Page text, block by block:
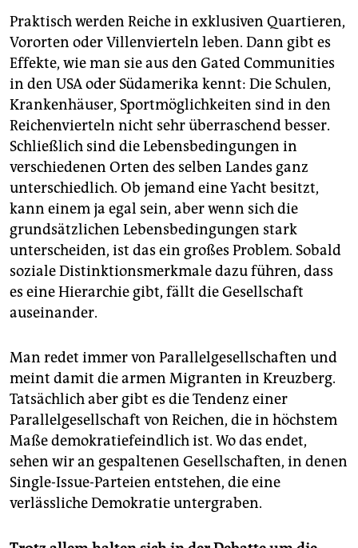
Praktisch werden Reiche in exklusiven Quartieren,
Vororten oder Villenvierteln leben. Dann gibt es
Effekte, wie man sie aus den Gated Communities
in den USA oder Südamerika kennt: Die Schulen,
Krankenhäuser, Sportmöglichkeiten sind in den
Reichenvierteln nicht sehr überraschend besser.
Schließlich sind die Lebensbedingungen in
verschiedenen Orten des selben Landes ganz
unterschiedlich. Ob jemand eine Yacht besitzt,
kann einem ja egal sein, aber wenn sich die
grundsätzlichen Lebensbedingungen stark
unterscheiden, ist das ein großes Problem. Sobald
soziale Distinktionsmerkmale dazu führen, dass
es eine Hierarchie gibt, fällt die Gesellschaft
auseinander.
Man redet immer von Parallelgesellschaften und
meint damit die armen Migranten in Kreuzberg.
Tatsächlich aber gibt es die Tendenz einer
Parallelgesellschaft von Reichen, die in höchstem
Maße demokratiefeindlich ist. Wo das endet,
sehen wir an gespaltenen Gesellschaften, in denen
Single-Issue-Parteien entstehen, die eine
verlässliche Demokratie untergraben.